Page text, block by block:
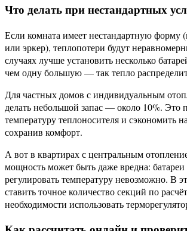
Что делать при нестандартных
Если комната имеет нестандартную
или эркер), теплопотери будут
случаях лучше установить несколько
чем одну большую — так тепло
Для частных домов с индивидуальным
делать небольшой запас — около 10%. Это
температуру теплоносителя и сэкономить
сохранив комфорт.
А вот в квартирах с центральным
мощность может быть даже вредна: батареи
регулировать температуру невозможно. В
ставить точное количество секций по
необходимости использовать